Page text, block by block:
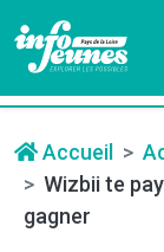
Accueil
Wizbii te
gagner